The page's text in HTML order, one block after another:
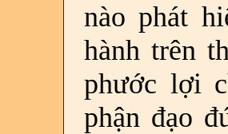
nào phát
hành trên
phước lợi
phận đạo